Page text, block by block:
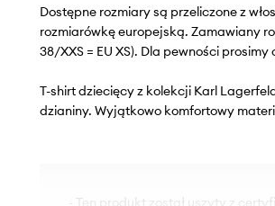
Dostępne rozmiary są przeliczone z
rozmiarówkę europejską. Zamawiany
38/XXS = EU XS). Dla pewności
T-shirt dziecięcy z kolekcji Karl
dzianiny. Wyjątkowo komfortowy
- Ten produkt został uszyty z